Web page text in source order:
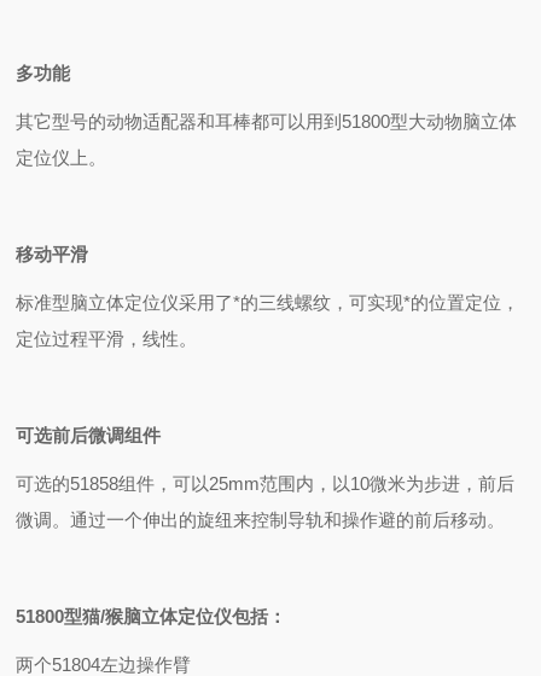
多功能
其它型号的动物适配器和耳棒都可以用到51800型大动物脑立体
定位仪上。
移动平滑
标准型脑立体定位仪采用了*的三线螺纹，可实现*的位置定位，
定位过程平滑，线性。
可选前后微调组件
可选的51858组件，可以25mm范围内，以10微米为步进，前后
微调。通过一个伸出的旋纽来控制导轨和操作避的前后移动。
51800型猫/猴脑立体定位仪包括：
两个51804左边操作臂